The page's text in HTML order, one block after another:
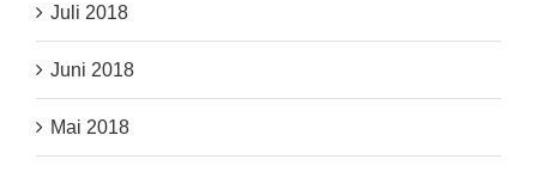
Juli 2018
Juni 2018
Mai 2018